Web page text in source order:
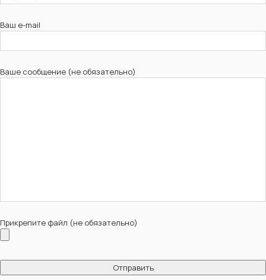
Ваш e-mail
Ваше сообщение (не обязательно)
Прикрепите файл (не обязательно)